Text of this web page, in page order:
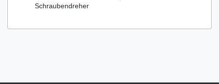
Schraubendreher